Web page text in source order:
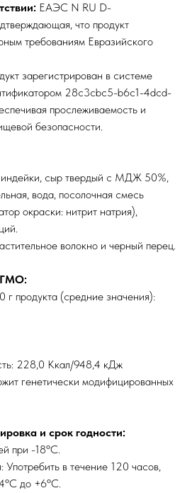
ЕАЭС N RU D-
что продукт
требованиям Евразийского
зарегистрирован в системе
28c3cbc5-b6c1-4dcd-
прослеживаемость и
безопасности.
индейки, сыр твердый с МДЖ 50%,
вода, посолочная смесь
окраски: нитрит натрия),
волокно и черный перец.
ГМО:
г продукта (средние значения):
228,0 Ккал/948,4 кДж
генетически модифицированных
и срок годности:
при -18ºC.
Употребить в течение 120 часов,
до +6ºC.